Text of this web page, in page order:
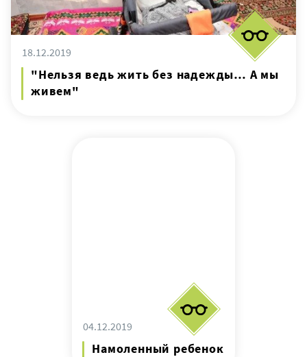
18.12.2019
"Нельзя ведь жить без надежды… А мы
живем"
04.12.2019
Намоленный ребенок